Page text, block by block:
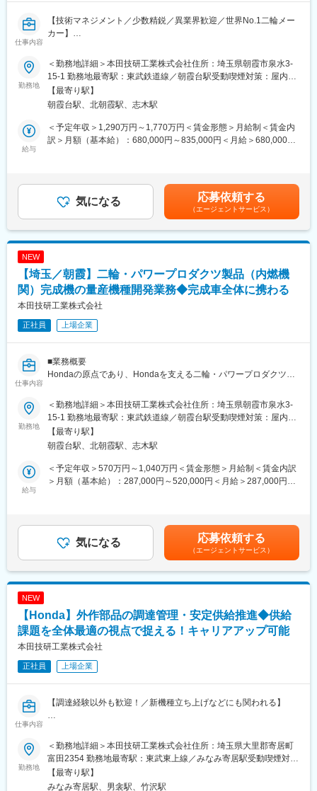
務知識習得研修のほか、店舗配属後もスキルアップ・レベルアッ
プを支援するツールや環境が整っています。
★ライフイベントへの支援多数★
（1）社員の男女比【47％：53％】で、男女共にバランスよく活
躍しています。
・年休実質128日！
・育休取得率約95％／復帰率は89.1％！
・保育園に預けて復職した場合⇒保育手当を支給（3歳まで）
制度』あり
（2）ベルパークは東証スタンダード上場企業。全国に300店以上
の店舗を展開し、安定した経営基盤を誇ります。研修体制も充
★スキルアップが叶えられる★
年4回の「ソフトバンク認定資格試験」で資格を取得したら、最高
月額8万円（年額96万円）の資格手当を追加支給！
※試験の合格率は87.6％
こちらもご覧ください！（実際に活躍する社員のインタビューも
ございます！）
仕事内容
【技術マネジメント／少数精鋭／異業界歓迎／世界No.1二輪メー
カー】
判断の両輪を担うポジションです。管理職でありながら、制御技
術を軸に製品開発の最前線に関わり続けるキャリアを描けます。
■採用背景
EVやコネクテッド技術の進展により、二輪車に求められる電動・
電装システムは高度化しています。将来にわたり「移動の喜び」
を提供し続けるため、制御システムの専門性とマネジメント力を
電動二輪モビリティの電動・電装システムに関する研究開発およ
び商品開発を、マネジメントの立場で推進します。制御システム
構築の知見を基盤に、開発チームの進捗や難易度を見極め、スケ
技術課題に対しては方針決定や支援に留まらず、必要に応じて自
ら開発者として判断・対応する場面もあります。管理専業ではな
く、技術的視点を持って現場をリードする役割です。
■業務の魅力
で、完成車一台分を構成する多様な要素技術や工程に触れ、技術
者としての視野と判断力を磨けます。異業界で培った制御技術も
■働く環境
学歴や年齢に関わらず、自由な発想と主体性を尊重する風土があ
ります。役職に関係なく意見を交わし、技術と向き合えるフラッ
■働き方
電動・電装領域の専門性を深めながら、商品開発全体を見渡す技
術マネジメントへ。将来的には、より大きな開発テーマや組織を
Hondaは「三つの喜び」を原点に、世界中で人々の生活を支える
製品を生み出してきました。二輪世界No.1メーカーとして、技術
で社会に向き合い続けています。
勤務地
＜勤務地詳細＞本田技研工業株式会社住所：埼玉県朝霞市泉水3-
15-1 勤務地最寄駅：東武鉄道線／朝霞台駅受動喫煙対策：屋内全
面禁煙
【最寄り駅】
朝霞台駅、北朝霞駅、志木駅
給与
＜予定年収＞1,290万円～1,770万円＜賃金形態＞月給制＜賃金内
訳＞月額（基本給）：680,000円～835,000円＜月給＞680,000円
気になる 応募依頼する
（エージェントサービス）
NEW
【埼玉／朝霞】二輪・パワープロダクツ製品（内燃機
関）完成機の量産機種開発業務◆完成車全体に携わる
本田技研工業株式会社
正社員 上場企業
仕事内容
■業務概要
Hondaの原点であり、Hondaを支える二輪・パワープロダクツ事
間”を提供する完成車/完成機を創出する仲間を募集します。
■業務内容
内燃機関をもつ二輪・パワープロダクツ製品の仕様検討・構築お
よび機能・性能評価・テスト推進を担当いただきます。また、
Hondaの二輪車・四輪車が関与する交通事故死者をゼロにするた
め衝突安全機能の開発を担当いただきます。
務内容としては、二輪車開発の操縦安定性/商品性/動力性能/強度/
ブレーキ/衝突安全の６つの機能区とパワープロダクツ製品の商品
開発を担当するPP完成機に分かれており、ご自身の強みを鑑みて
・量産開発業務：開発チームメンバーと共に機種コンセプト、魅
力を具現化する為の仕様検討、机上検討、解析、テストを行い量
産図面へ反映します。
製造部門と連携して現物調査、再現テスト等を行い原因究明、対
（2）衝突安全デバイスの開発
・二輪車用エアバッグシステムの開発：Hondaは世界で初めて二
や展開を見据えて検知アルゴリズム・展開形状の最適化を進めて
いきます。
・衝突形態の解析と構造設計: CAE（コンピューターシミュレーシ
ョン）を駆使し、さまざまな衝突パターンをシミュレーションし
勤務地
＜勤務地詳細＞本田技研工業株式会社住所：埼玉県朝霞市泉水3-
15-1 勤務地最寄駅：東武鉄道線／朝霞台駅受動喫煙対策：屋内全
面禁煙変更の範囲：業務上の事情により国内外の事業所(子会社及
び関連会社を含む)への異動または出向・派遣を命じる場合あり
【最寄り駅】
朝霞台駅、北朝霞駅、志木駅
給与
＜予定年収＞570万円～1,040万円＜賃金形態＞月給制＜賃金内訳
＞月額（基本給）：287,000円～520,000円＜月給＞287,000円～
気になる 応募依頼する
（エージェントサービス）
NEW
【Honda】外作部品の調達管理・安定供給推進◆供給
課題を全体最適の視点で捉える！キャリアアップ可能
本田技研工業株式会社
正社員 上場企業
仕事内容
【調達経験以外も歓迎！／新機種立ち上げなどにも関われる】
本ポジションでは、グローバルにまたがる調達活動を一元的に統
括する「コントロールタワー」として、世界各地の拠点・お取引
先・品質／コスト／デリバリー（QCD）といった情報をつなぎ、
全体最適の視点で意思決定をリードしていただきます。
勤務地
＜勤務地詳細＞本田技研工業株式会社住所：埼玉県大里郡寄居町
富田2354 勤務地最寄駅：東武東上線／みなみ寄居駅受動喫煙対
策：屋内全面禁煙変更の範囲：会社の定める事業所（リモートワ
ーク含む）
【最寄り駅】
みなみ寄居駅、男衾駅、竹沢駅